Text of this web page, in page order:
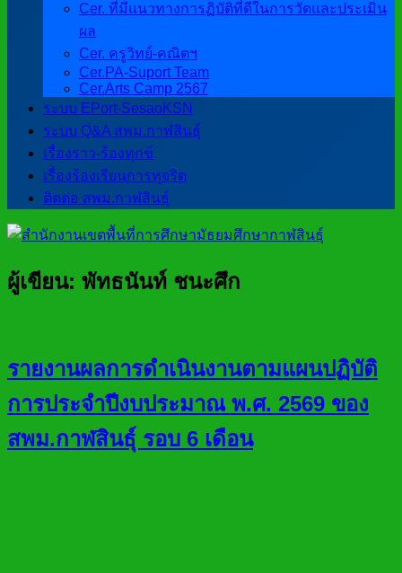
Cer. ที่มีแนวทางการฏิบัติที่ดีในการวัดและประเมิน
ผล
Cer. ครูวิทย์-คณิตฯ
Cer.PA-Suport Team
Cer.Arts Camp 2567
ระบบ EPort-SesaoKSN
ระบบ Q&A สพม.กาฬสินธุ์
เรื่องราว-ร้องทุกข์
เรื่องร้องเรียนการทุจริต
ติดต่อ สพม.กาฬสินธุ์
ผู้เขียน: พัทธนันท์ ชนะศึก
รายงานผลการดำเนินงานตามแผนปฏิบัติ
การประจำปีงบประมาณ พ.ศ. 2569 ของ
สพม.กาฬสินธุ์ รอบ 6 เดือน